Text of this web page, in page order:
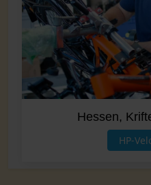
Hessen,
HP-